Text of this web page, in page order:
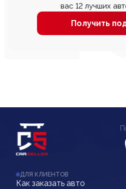
вас 12 лучших
Получить
ДЛЯ КЛИЕНТОВ
Как заказать авто